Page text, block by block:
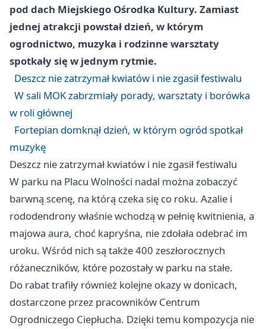
pod dach Miejskiego Ośrodka Kultury. Zamiast
jednej atrakcji powstał dzień, w którym
ogrodnictwo, muzyka i rodzinne warsztaty
spotkały się w jednym rytmie.
Deszcz nie zatrzymał kwiatów i nie zgasił festiwalu
W sali MOK zabrzmiały porady, warsztaty i borówka
w roli głównej
Fortepian domknął dzień, w którym ogród spotkał
muzykę
Deszcz nie zatrzymał kwiatów i nie zgasił festiwalu
W parku na Placu Wolności nadal można zobaczyć
barwną scenę, na którą czeka się co roku. Azalie i
rododendrony właśnie wchodzą w pełnię kwitnienia, a
majowa aura, choć kapryśna, nie zdołała odebrać im
uroku. Wśród nich są także 400 zeszłorocznych
różaneczników, które pozostały w parku na stałe.
Do rabat trafiły również kolejne okazy w donicach,
dostarczone przez pracowników Centrum
Ogrodniczego Ciepłucha. Dzięki temu kompozycja nie